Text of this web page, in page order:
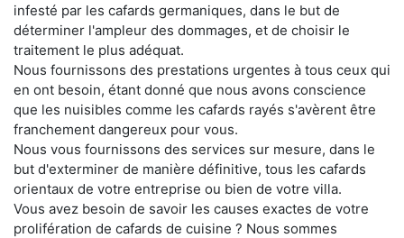
infesté par les cafards germaniques, dans le but de
déterminer l'ampleur des dommages, et de choisir le
traitement le plus adéquat.
Nous fournissons des prestations urgentes à tous ceux qui
en ont besoin, étant donné que nous avons conscience
que les nuisibles comme les cafards rayés s'avèrent être
franchement dangereux pour vous.
Nous vous fournissons des services sur mesure, dans le
but d'exterminer de manière définitive, tous les cafards
orientaux de votre entreprise ou bien de votre villa.
Vous avez besoin de savoir les causes exactes de votre
prolifération de cafards de cuisine ? Nous sommes